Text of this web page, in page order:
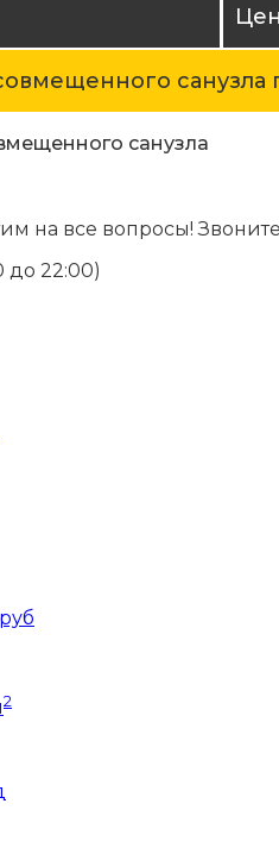
санузла
санузла
на все вопросы!
до 22:00)
2